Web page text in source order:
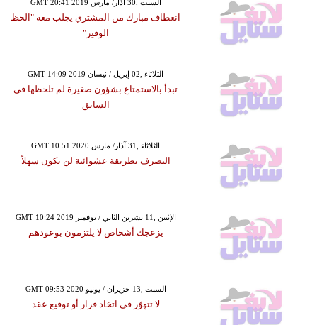
GMT 20:41 2019 السبت ,30 آذار/ مارس
انعطاف مبارك من المشتري يجلب معه "الحظ
الوفير"
GMT 14:09 2019 الثلاثاء ,02 إبريل / نيسان
تبدأ بالاستمتاع بشؤون صغيرة لم تلحظها في
السابق
GMT 10:51 2020 الثلاثاء ,31 آذار/ مارس
التصرف بطريقة عشوائية لن يكون سهلاً
GMT 10:24 2019 الإثنين ,11 تشرين الثاني / نوفمبر
يزعجك أشخاص لا يلتزمون بوعودهم
GMT 09:53 2020 السبت ,13 حزيران / يونيو
لا تتهوّر في اتخاذ قرار أو توقيع عقد